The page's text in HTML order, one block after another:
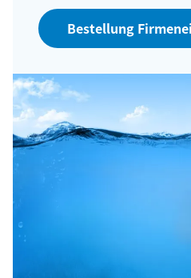
Bestellung